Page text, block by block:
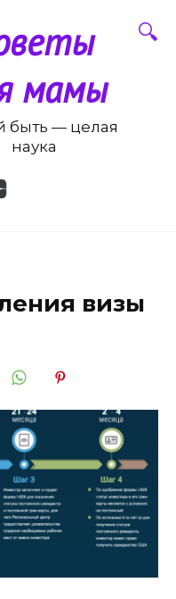
мамы
быть — целая
наука
визы